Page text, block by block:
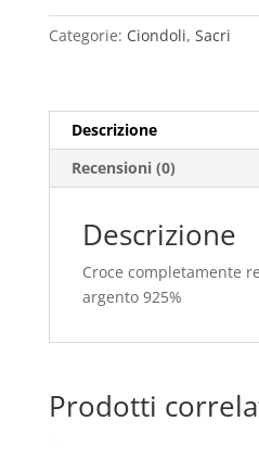
Categorie: Ciondoli, Sacri
Descrizione
Recensioni (0)
Descrizione
Croce completamente
argento 925%
Prodotti